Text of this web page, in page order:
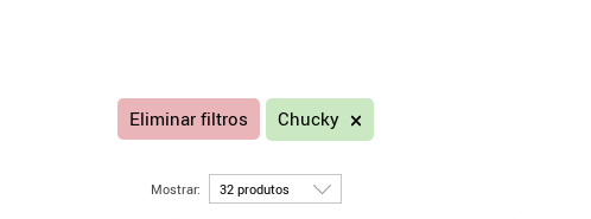
Eliminar filtros Chucky
Mostrar: